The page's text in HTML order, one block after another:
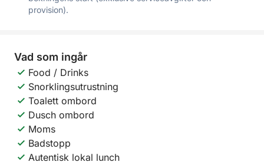
provision).
Vad som ingår
Food / Drinks
Snorklingsutrustning
Toalett ombord
Dusch ombord
Moms
Badstopp
Autentisk lokal lunch